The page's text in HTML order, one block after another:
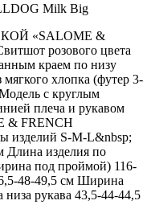
Milk Big
«SALOME &
розового цвета
краем по низу
мягкого хлопка (футер 3-
с круглым
плеча и рукавом
& FRENCH
изделий S-M-L&nbsp;
Длина изделия по
под проймой) 116-
48-49,5 см Ширина
рукава 43,5-44-44,5